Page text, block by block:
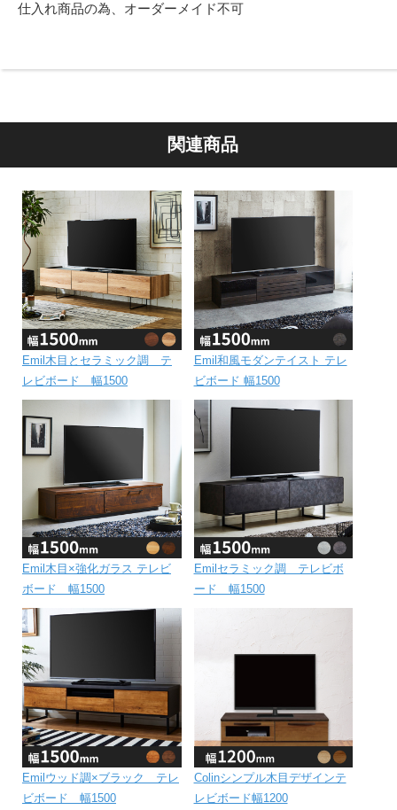
仕入れ商品の為、オーダーメイド不可
関連商品
Emil木目とセラミック調 テ
レビボード 幅1500
Emil和風モダンテイスト テレ
ビボード 幅1500
Emil木目×強化ガラス テレビ
ボード 幅1500
Emilセラミック調 テレビボ
ード 幅1500
Emilウッド調×ブラック テレ
ビボード 幅1500
Colinシンプル木目デザインテ
レビボード幅1200